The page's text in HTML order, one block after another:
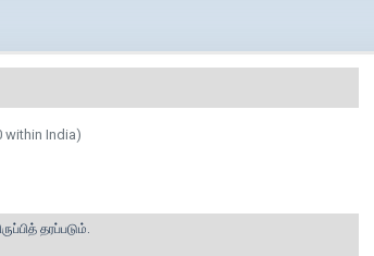
within India)
தரப்படும்.